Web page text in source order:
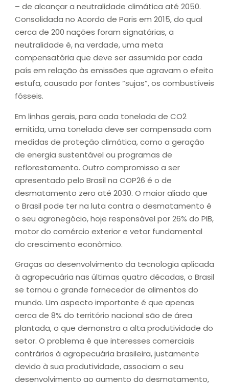
– de alcançar a neutralidade climática até 2050.
Consolidada no Acordo de Paris em 2015, do qual
cerca de 200 nações foram signatárias, a
neutralidade é, na verdade, uma meta
compensatória que deve ser assumida por cada
país em relação às emissões que agravam o efeito
estufa, causado por fontes “sujas”, os combustíveis
fósseis.
Em linhas gerais, para cada tonelada de CO2
emitida, uma tonelada deve ser compensada com
medidas de proteção climática, como a geração
de energia sustentável ou programas de
reflorestamento. Outro compromisso a ser
apresentado pelo Brasil na COP26 é o de
desmatamento zero até 2030. O maior aliado que
o Brasil pode ter na luta contra o desmatamento é
o seu agronegócio, hoje responsável por 26% do PIB,
motor do comércio exterior e vetor fundamental
do crescimento econômico.
Graças ao desenvolvimento da tecnologia aplicada
à agropecuária nas últimas quatro décadas, o Brasil
se tornou o grande fornecedor de alimentos do
mundo. Um aspecto importante é que apenas
cerca de 8% do território nacional são de área
plantada, o que demonstra a alta produtividade do
setor. O problema é que interesses comerciais
contrários à agropecuária brasileira, justamente
devido à sua produtividade, associam o seu
desenvolvimento ao aumento do desmatamento,